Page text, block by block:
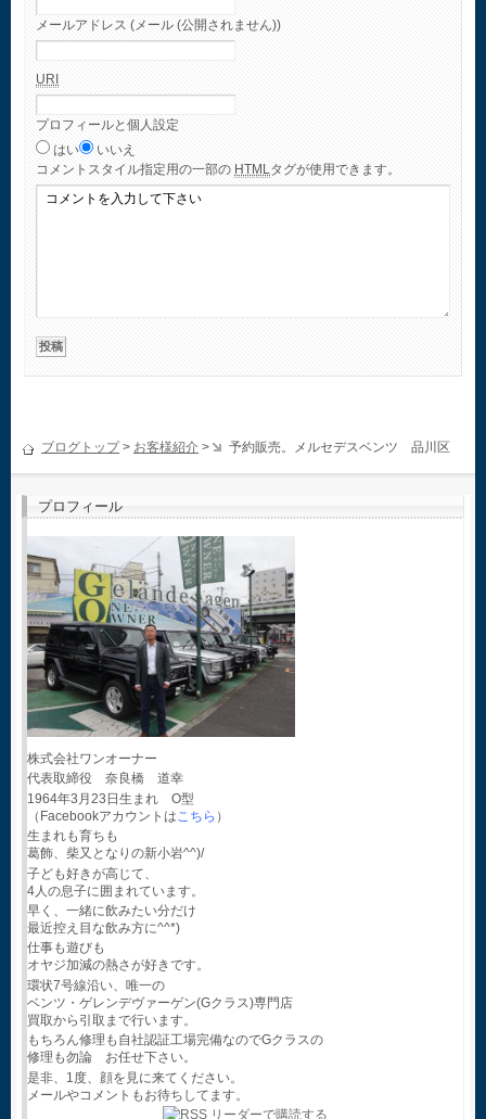
メールアドレス (メール (公開されません))
URI
プロフィールと個人設定
はい
いいえ
コメント スタイル指定用の一部の HTMLタグが使用できます。
ブログトップ> お客様紹介 > 予約販売。メルセデスベンツ 品川区
プロフィール
株式会社ワンオーナー
代表取締役 奈良橋 道幸
1964年3月23日生まれ O型
（Facebookアカウントはこちら ）
生まれも育ちも
葛飾、柴又となりの新小岩^^)/
子ども好きが高じて、
4人の息子に囲まれています。
早く、一緒に飲みたい分だけ
最近控え目な飲み方に^^*)
仕事も遊びも
オヤジ加減の熱さが好きです。
環状7号線沿い、唯一の
ベンツ・ゲレンデヴァーゲン(Gクラス)専門店
買取から引取まで行います。
もちろん修理も自社認証工場完備なのでGクラスの
修理も勿論 お任せ下さい。
是非、1度、顔を見に来てください。
メールやコメントもお待ちしてます。